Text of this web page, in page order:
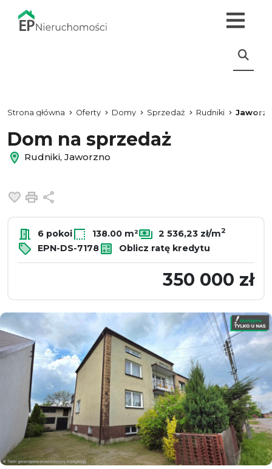
Strona główna Oferty Domy Sprzedaż Rudniki
Dom na sprzedaż
Rudniki, Jaworzno
Dodaj do ulubionych
Drukuj
6 pokoi 138.00 m² 2 536,23 zł/m2
EPN-DS-7178 Oblicz ratę kredytu
350 000 zł